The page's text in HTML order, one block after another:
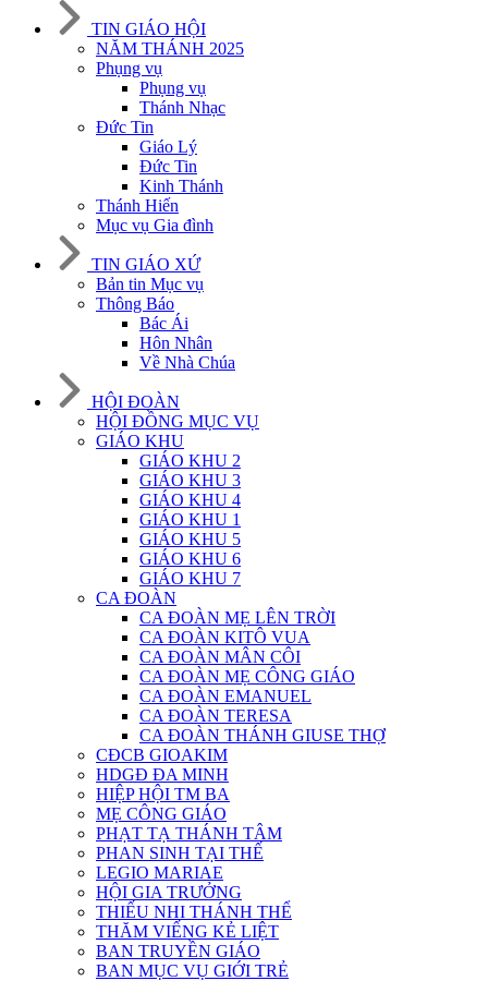
TIN GIÁO HỘI
NĂM THÁNH 2025
Phụng vụ
Phụng vụ
Thánh Nhạc
Đức Tin
Giáo Lý
Đức Tin
Kinh Thánh
Thánh Hiến
Mục vụ Gia đình
TIN GIÁO XỨ
Bản tin Mục vụ
Thông Báo
Bác Ái
Hôn Nhân
Về Nhà Chúa
HỘI ĐOÀN
HỘI ĐỒNG MỤC VỤ
GIÁO KHU
GIÁO KHU 2
GIÁO KHU 3
GIÁO KHU 4
GIÁO KHU 1
GIÁO KHU 5
GIÁO KHU 6
GIÁO KHU 7
CA ĐOÀN
CA ĐOÀN MẸ LÊN TRỜI
CA ĐOÀN KITÔ VUA
CA ĐOÀN MÂN CÔI
CA ĐOÀN MẸ CÔNG GIÁO
CA ĐOÀN EMANUEL
CA ĐOÀN TERESA
CA ĐOÀN THÁNH GIUSE THỢ
CĐCB GIOAKIM
HDGĐ ĐA MINH
HIỆP HỘI TM BA
MẸ CÔNG GIÁO
PHẠT TẠ THÁNH TÂM
PHAN SINH TẠI THẾ
LEGIO MARIAE
HỘI GIA TRƯỞNG
THIẾU NHI THÁNH THỂ
THĂM VIẾNG KẺ LIỆT
BAN TRUYỀN GIÁO
BAN MỤC VỤ GIỚI TRẺ